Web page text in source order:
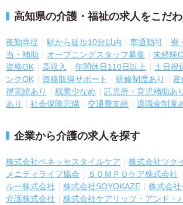
高知県の介護・福祉の求人をこだ
夜勤専従 駅から徒歩10分以内 車通勤可 寮
当・補助
オープニングスタッフ募集 未経験
資格OK
高収入 年間休日110日以上 土日祝
ンクOK
資格取得サポート 研修制度あり
得実績あり
残業少なめ 託児所・育児補助あ
あり
社会保険完備 交通費支給 退職金制度
企業から介護の求人を探す
株式会社ベネッセスタイルケア 株式会社ツク
メニティライフ協会
ＳＯＭＰＯケア株式会社
ルー株式会社
株式会社SOYOKAZE 株式会社
介護株式会社
株式会社ケアリッツ・アンド・